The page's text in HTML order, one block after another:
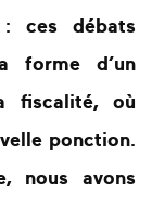
ces débats
forme d’un
fiscalité, où
ponction.
nous avons